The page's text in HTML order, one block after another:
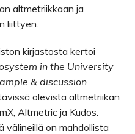
altmetriikkaan ja
liittyen.
kirjastosta kertoi
in the University
& discussion
olevista altmetriikan
Altmetric ja Kudos.
välineillä on mahdollista